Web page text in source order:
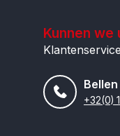
Kunnen we
Bellen
+32(0)